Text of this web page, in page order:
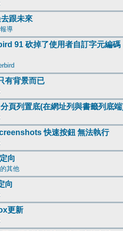
跟未來
導
91 砍掉了使用者自訂字元編碼
有背景而已
頁列置底(在網址列與書籤列底
快速按鈕 無法執行
向
其他
向
更新